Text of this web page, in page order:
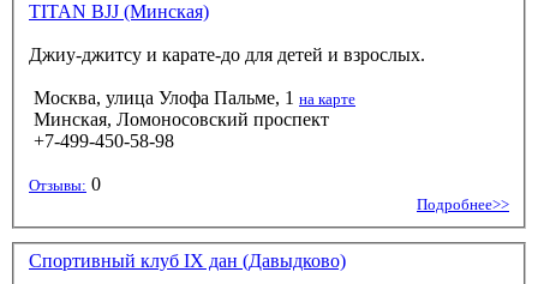
TITAN BJJ (Минская)
Джиу-джитсу и карате-до для детей и взрослых.
Москва, улица Улофа Пальме, 1 на карте
Минская, Ломоносовский проспект
+7-499-450-58-98
Отзывы: 0
Подробнее>>
Спортивный клуб IX дан (Давыдково)